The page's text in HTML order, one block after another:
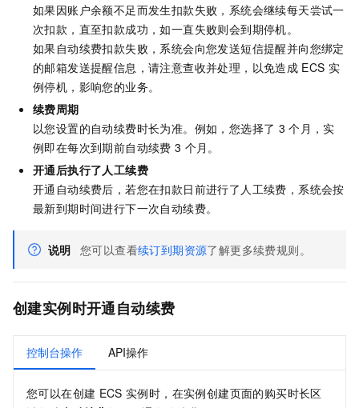
如果因账户余额不足而发生扣款失败，系统会继续每天尝试一
次扣款，直至扣款成功，如一直失败则会到期停机。
如果自动续费扣款失败，系统会向您发送短信提醒并向您绑定
的邮箱发送提醒信息，请注意查收并处理，以免造成 ECS 实
例停机，影响您的业务。
续费周期
以您设置的自动续费时长为准。例如，您选择了 3 个月，实
例即在每次到期前自动续费 3 个月。
开通后执行了人工续费
开通自动续费后，若您在扣款日前进行了人工续费，系统会按
最新到期时间进行下一次自动续费。
说明 您可以查看续订到期资源了解更多续费规则。
创建实例时开通自动续费
控制台操作 API操作
您可以在创建 ECS 实例时，在实例创建页面的购买时长区